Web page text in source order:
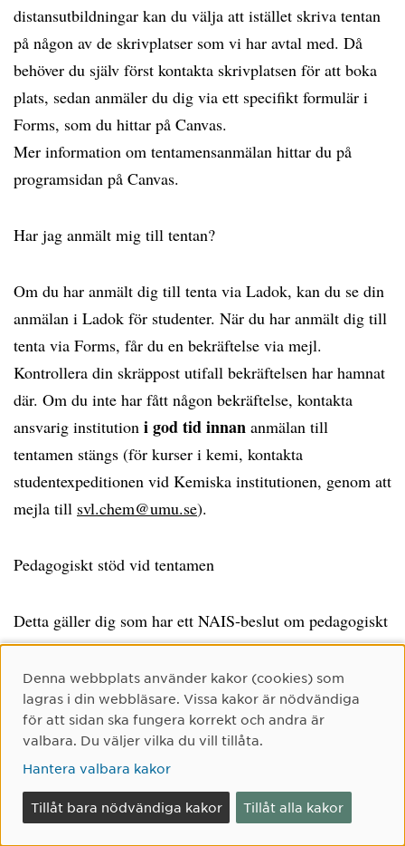
distansutbildningar kan du välja att istället skriva tentan
på någon av de skrivplatser som vi har avtal med. Då
behöver du själv först kontakta skrivplatsen för att boka
plats, sedan anmäler du dig via ett specifikt formulär i
Forms, som du hittar på Canvas.
Mer information om tentamensanmälan hittar du på
programsidan på Canvas.
Har jag anmält mig till tentan?
Om du har anmält dig till tenta via Ladok, kan du se din
anmälan i Ladok för studenter. När du har anmält dig till
tenta via Forms, får du en bekräftelse via mejl.
Kontrollera din skräppost utifall bekräftelsen har hamnat
där. Om du inte har fått någon bekräftelse, kontakta
ansvarig institution i god tid innan anmälan till
tentamen stängs (för kurser i kemi, kontakta
studentexpeditionen vid Kemiska institutionen, genom att
mejla till svl.chem@umu.se).
Pedagogiskt stöd vid tentamen
Detta gäller dig som har ett NAIS-beslut om pedagogiskt
stöd.
För pedagogisk stöd vid tentamen som ska skrivas på
plats i Umeå: Du ansöker i Ladok om pedagogiskt stöd
För pedagogisk stöd vid tentamen som ska skrivas på
annan ort:Du behöver själv kolla med skrivplatsen om
Cookie-samtycke
Denna webbplats använder kakor (cookies) som
lagras i din webbläsare. Vissa kakor är nödvändiga
för att sidan ska fungera korrekt och andra är
valbara. Du väljer vilka du vill tillåta.
Hantera valbara kakor
Tillåt bara nödvändiga kakor Tillåt alla kakor